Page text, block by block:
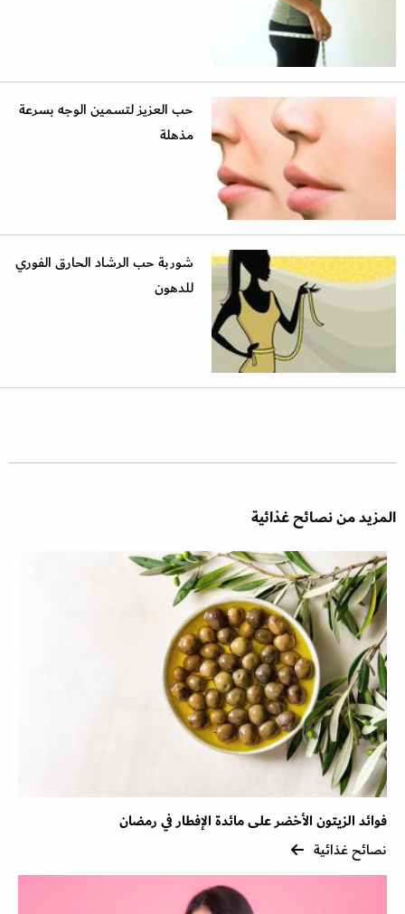
حب العزيز لتسمين الوجه بسرعة
مذهلة
شوربة حب الرشاد الحارق الفوري
للدهون
المزيد من نصائح غذائية
فوائد الزيتون الأخضر على مائدة الإفطار في رمضان
نصائح غذائية